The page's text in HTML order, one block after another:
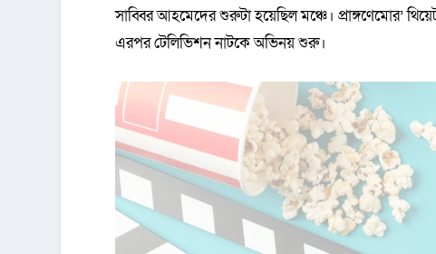
সাব্বির আহমেদের শুরুটা হয়েছিল মঞ্চে। প্রাঙ্গণেমোর’
এরপর টেলিভিশন নাটকে অভিনয় শুরু।